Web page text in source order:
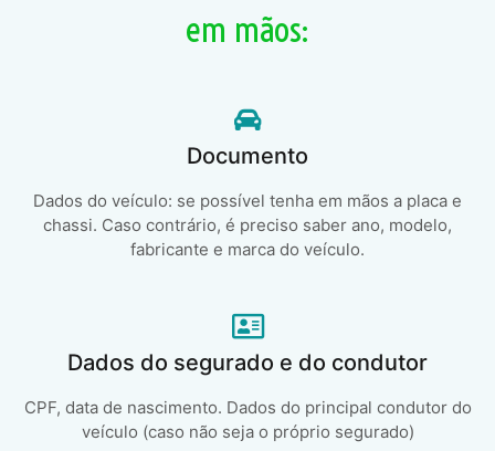
em mãos:
Documento
Dados do veículo: se possível tenha em mãos a placa e
chassi. Caso contrário, é preciso saber ano, modelo,
fabricante e marca do veículo.
Dados do segurado e do condutor
CPF, data de nascimento. Dados do principal condutor do
veículo (caso não seja o próprio segurado)